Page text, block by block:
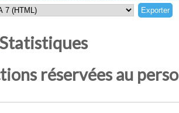
Statistiques
réservées au